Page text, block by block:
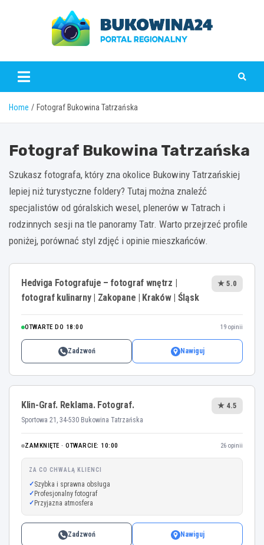
www.bukowina24.pl
Home Fotograf Bukowina Tatrzańska
Fotograf Bukowina Tatrzańska
Szukasz fotografa, który zna okolice Bukowiny Tatrzańskiej
lepiej niż turystyczne foldery? Tutaj można znaleźć
specjalistów od góralskich wesel, plenerów w Tatrach i
rodzinnych sesji na tle panoramy Tatr. Warto przejrzeć profile
poniżej, porównać styl zdjęć i opinie mieszkańców.
Hedviga Fotografuje – fotograf wnętrz |
fotograf kulinarny | Zakopane | Kraków | Śląsk
★ 5.0
OTWARTE DO 18:00 19 opinii
Zadzwoń Nawiguj
Klin-Graf. Reklama. Fotograf.
Sportowa 21, 34-530 Bukowina Tatrzańska
★ 4.5
ZAMKNIĘTE · OTWARCIE: 10:00 26 opinii
ZA CO CHWALĄ KLIENCI
Szybka i sprawna obsługa
Profesjonalny fotograf
Przyjazna atmosfera
Zadzwoń Nawiguj